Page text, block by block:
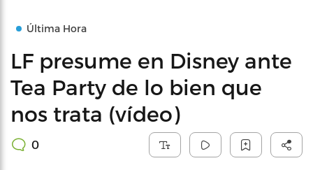
Última Hora
LF presume en Disney ante
Tea Party de lo bien que
nos trata (vídeo)
0